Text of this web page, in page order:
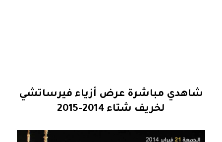
شاهدي مباشرة عرض أزياء فيرساتشي
لخريف شتاء 2014-2015